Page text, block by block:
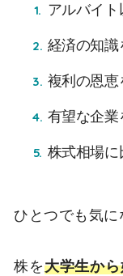
アルバイ
経済の知識
複利の恩恵
有望な企業
株式相場に
ひとつでも気
株を大学生か